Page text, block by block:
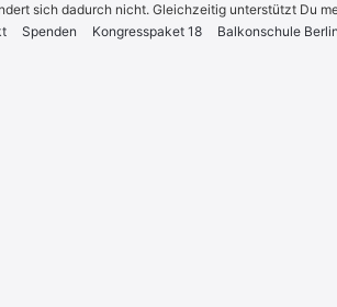
sich dadurch nicht. Gleichzeitig unterstützt Du
Spen­den Kon­gress­pa­ket 18 Bal­kon­schu­le Ber­lin